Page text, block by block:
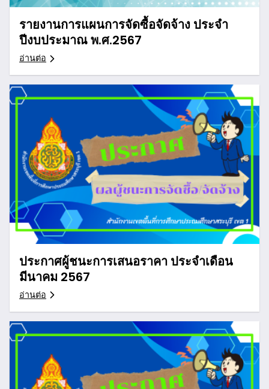
รายงานการแผนการจัดซื้อจัดจ้าง ประจำ
ปีงบประมาณ พ.ศ.2567
อ่านต่อ
ประกาศผู้ชนะการเสนอราคา ประจำเดือน
มีนาคม 2567
อ่านต่อ